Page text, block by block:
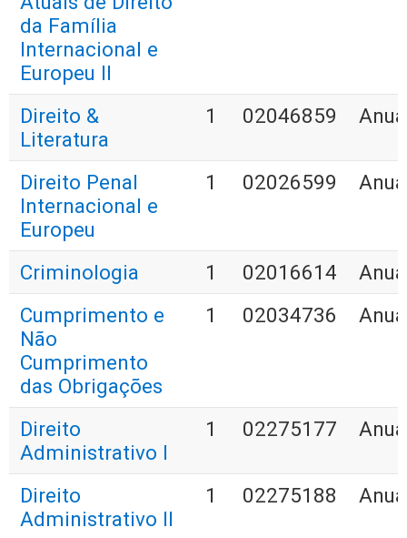
da Família
Internacional e
Europeu II
Direito &
Literatura
1 02046859
Direito Penal
Internacional e
Europeu
1 02026599
Criminologia 1 02016614
Cumprimento e
Não
Cumprimento
das Obrigações
1 02034736
Direito
Administrativo I
1 02275177
Direito
Administrativo II
1 02275188